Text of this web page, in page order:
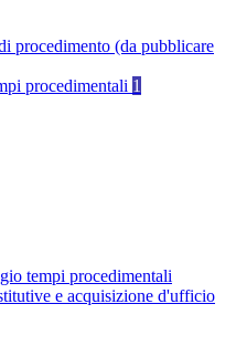
procedimento (da pubblicare
procedimentali 1
tempi procedimentali
e acquisizione d'ufficio